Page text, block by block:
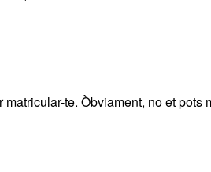
te. Òbviament, no et pots